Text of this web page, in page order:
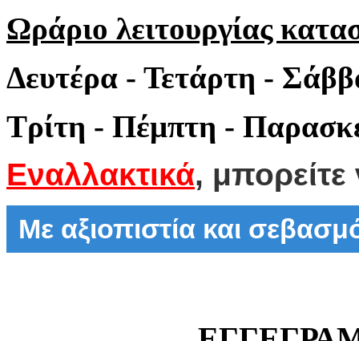
Ωράριο λειτουργίας
Δευτέρα - Τετάρτη -
Τρίτη - Πέμπτη -
Εναλλακτικά, μπορείτε
Με αξιοπιστία και